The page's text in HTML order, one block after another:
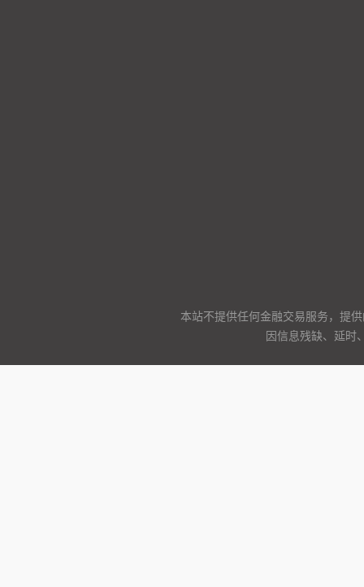
本站不提供任何金融交易服务，提
因信息残缺、延时